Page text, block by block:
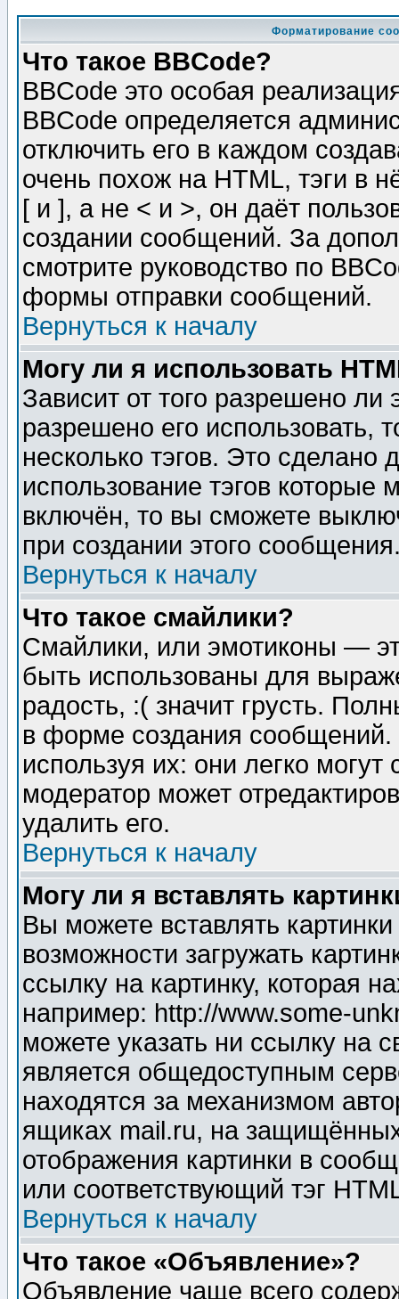
Форматирование
Что такое BBCode?
BBCode это особая
BBCode определяется
отключить его в каждом
очень похож на HTML, тэги в
[ и ], а не < и >, он даёт
создании сообщений. За
смотрите руководство по
формы отправки сообщений.
Вернуться к началу
Могу ли я использовать
Зависит от того разрешено
разрешено его использовать,
несколько тэгов. Это сделано
использование тэгов
включён, то вы сможете
при создании этого
Вернуться к началу
Что такое смайлики?
Смайлики, или эмотиконы —
быть использованы для
радость, :( значит грусть.
в форме создания сообщений.
используя их: они легко
модератор может
удалить его.
Вернуться к началу
Могу ли я вставлять
Вы можете вставлять
возможности загружать
ссылку на картинку, которая
например: http://www.some-
можете указать ни ссылку на
является общедоступным
находятся за механизмом
ящиках mail.ru, на
отображения картинки в
или соответствующий тэг
Вернуться к началу
Что такое «Объявление»?
Объявление чаще всего